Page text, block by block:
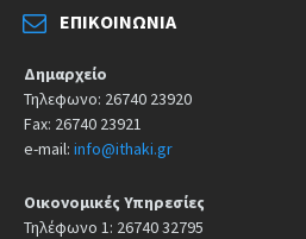
ΕΠΙΚΟΙΝΩΝΊΑ
Δημαρχείο
Τηλεφωνο: 26740 23920
Fax: 26740 23921
e-mail: info@ithaki.gr
Οικονομικές Υπηρεσίες
Τηλέφωνο 1: 26740 32795